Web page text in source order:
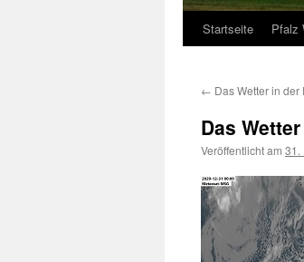
Startseite Pfalz
← Das Wetter in
Das
Veröffentlicht am 31.